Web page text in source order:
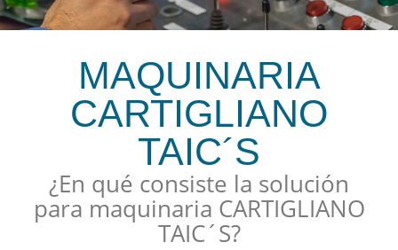
MAQUINARIA
CARTIGLIANO
TAIC´S
¿En qué consiste la solución
para maquinaria CARTIGLIANO
TAIC´S?